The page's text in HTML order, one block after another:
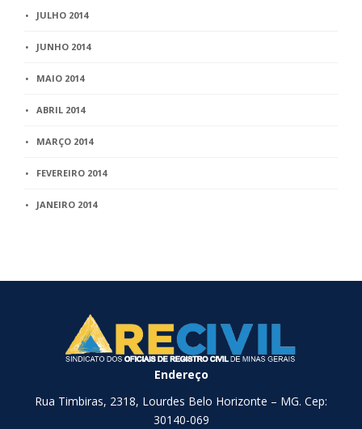
JULHO 2014
JUNHO 2014
MAIO 2014
ABRIL 2014
MARÇO 2014
FEVEREIRO 2014
JANEIRO 2014
Endereço
Rua Timbiras, 2318, Lourdes Belo Horizonte – MG. Cep:
30140-069